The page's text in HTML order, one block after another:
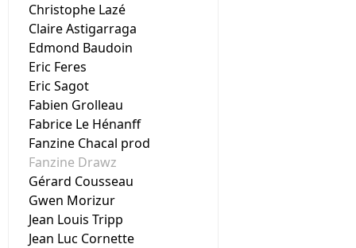
Christophe Lazé
Claire Astigarraga
Edmond Baudoin
Eric Feres
Eric Sagot
Fabien Grolleau
Fabrice Le Hénanff
Fanzine Chacal prod
Fanzine Drawz
Gérard Cousseau
Gwen Morizur
Jean Louis Tripp
Jean Luc Cornette